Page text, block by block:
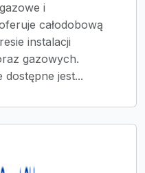
i
całodobową
instalacji
gazowych.
jest...